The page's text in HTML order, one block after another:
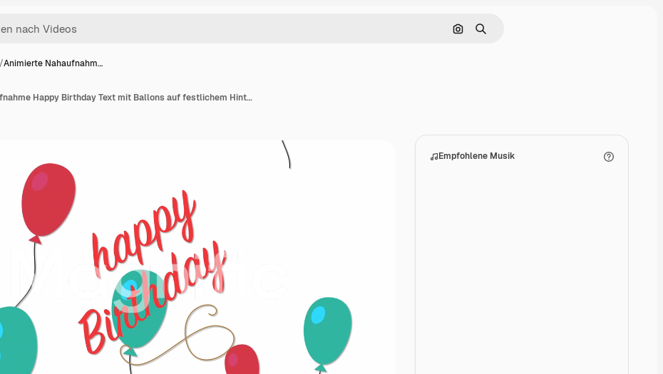
Nach Bild suchen
Suchen
/Animierte Nahaufnahm…
Empfohlene Musik
Animierte Nahaufnahme Happy Birthday Text mit Ballons auf festlichem Hintergrund 2